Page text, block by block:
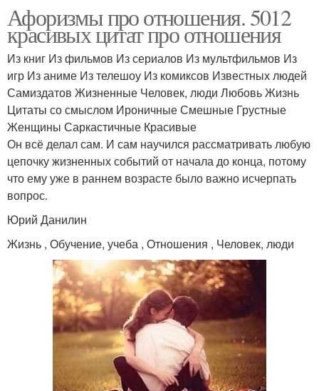
Афоризмы про отношения. 5012
красивых цитат про отношения
Из книг Из фильмов Из сериалов Из мультфильмов Из
игр Из аниме Из телешоу Из комиксов Известных людей
Самиздатов Жизненные Человек, люди Любовь Жизнь
Цитаты со смыслом Ироничные Смешные Грустные
Женщины Саркастичные Красивые
Он всё делал сам. И сам научился рассматривать любую
цепочку жизненных событий от начала до конца, потому
что ему уже в раннем возрасте было важно исчерпать
вопрос.
Юрий Данилин
Жизнь , Обучение, учеба , Отношения , Человек, люди